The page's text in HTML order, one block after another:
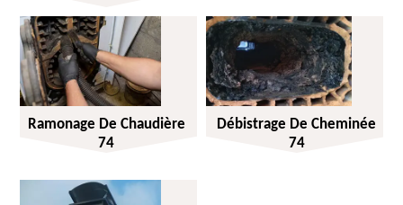
Ramonage De Chaudière
74
Débistrage De Cheminée
74